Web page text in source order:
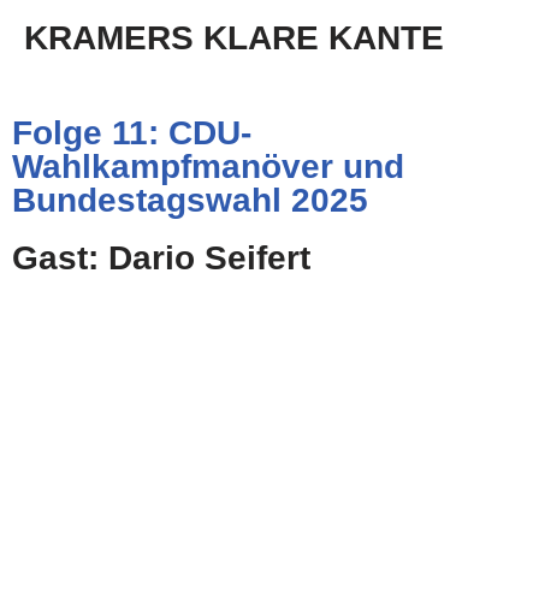
KRAMERS KLARE KANTE
Folge 11: CDU-
Wahlkampfmanöver und
Bundestagswahl 2025
Gast: Dario Seifert